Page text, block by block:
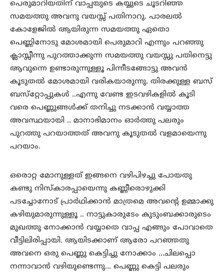
പെരുമാറിയതിന് വാപ്പയുടെ കയ്യുടെ ചൂടറിഞ്ഞ
സമയത്തു അവനു വയസ്സ് പതിനാറു. പാരലല്‍
കോളേജില്‍ ആയിരുന്ന സമയത്തു ഏതൊ
പെണ്ണിനോടു മോശമായി പെരുമാറി എന്നും പറഞ്ഞു
ക്ലാസ്സീന്നു പുറത്താക്കുന്ന സമയത്തു വയസ്സു പതിനെട്ടു
ആവുന്നെ ഉണ്ടാരുന്നുള്ളൂ പിന്നീടങ്ങോട്ടു അവന്‍
കൂടുതല്‍ മോശമായി വരികയാരുന്നു. തിരക്കുള്ള ബസ്
ബസ്‌റ്റോപ്പുകള്‍ ..എന്നു വേണ്ട ഇടവഴികളില്‍ കൂടി
വരെ പെണ്ണുങ്ങള്‍ക്ക് തനിച്ചു നടക്കാന്‍ വയ്യാത്ത
അവസ്ഥയായി .. മാനാഭിമാനം ഓര്‍ത്തു പലരും
പുറത്തു പറയാത്തത് അവനു കൂടുതല്‍ വളമായെന്നു
പറയാം.
ഒരൊറ്റ മോനുള്ളത് ഇങ്ങനെ വഴിപിഴച്ചു പോയതു
കണ്ടു നിസ്‌കാരപ്പായെന്നു കണ്ണീരൊഴുക്കി
പടച്ചോനോട് പ്രാര്‍ഥിക്കാന്‍ മാത്രമെ അവന്റെ ഉമ്മാക്കു
കഴിയുമാരുന്നുള്ളൂ .. നാട്ടുകാരുടേം കുടുംബക്കാരുടെം
മുഖത്തു നോക്കാന്‍ വയ്യാതെ വാപ്പ എങ്ങും പോവാതെ
വീട്ടിലിരിപ്പായി. ആയിടക്കാണ് ആരോ പറഞ്ഞതു
അവനെ ഒരു പെണ്ണു കെട്ടിച്ചു നോക്കാം …ചിലപ്പൊ
നന്നാവാന്‍ വഴിയുണ്ടെന്നു… പെണ്ണു കെട്ടി പലരും